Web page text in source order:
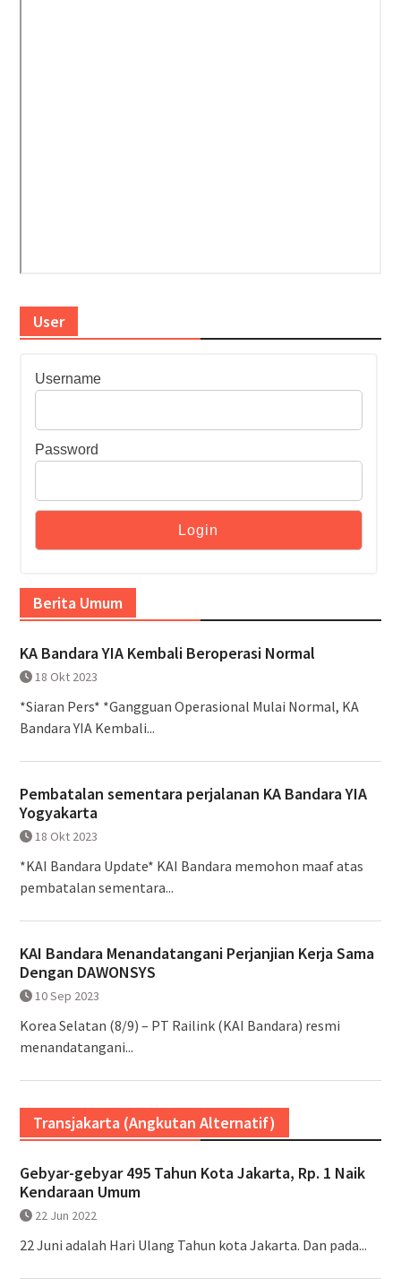
User
Username
Password
Berita Umum
KA Bandara YIA Kembali Beroperasi Normal
18 Okt 2023
*Siaran Pers* *Gangguan Operasional Mulai Normal, KA
Bandara YIA Kembali...
Pembatalan sementara perjalanan KA Bandara YIA
Yogyakarta
18 Okt 2023
*KAI Bandara Update* KAI Bandara memohon maaf atas
pembatalan sementara...
KAI Bandara Menandatangani Perjanjian Kerja Sama
Dengan DAWONSYS
10 Sep 2023
Korea Selatan (8/9) – PT Railink (KAI Bandara) resmi
menandatangani...
Transjakarta (Angkutan Alternatif)
Gebyar-gebyar 495 Tahun Kota Jakarta, Rp. 1 Naik
Kendaraan Umum
22 Jun 2022
22 Juni adalah Hari Ulang Tahun kota Jakarta. Dan pada...